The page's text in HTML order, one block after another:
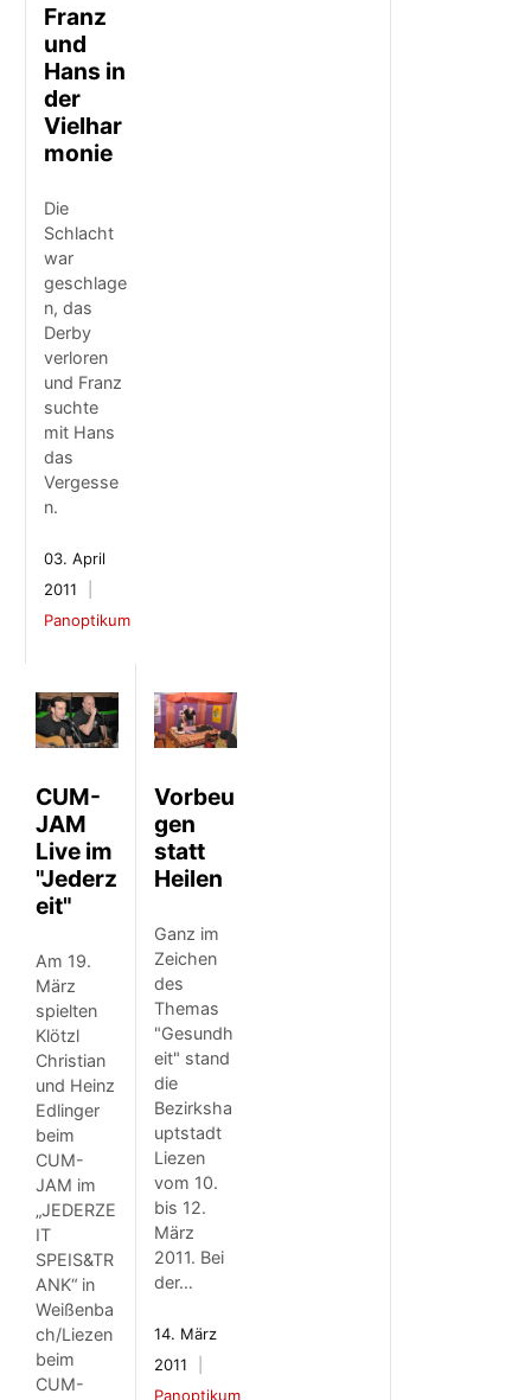
Franz
und
Hans in
der
Vielhar
monie
Die
Schlacht
war
geschlage
n, das
Derby
verloren
und Franz
suchte
mit Hans
das
Vergesse
n.
03. April
2011
Panoptikum
CUM-
JAM
Live im
"Jederz
eit"
Am 19.
März
spielten
Klötzl
Christian
und Heinz
Edlinger
beim
CUM-
JAM im
„JEDERZE
IT
SPEIS&TR
ANK“ in
Weißenba
ch/Liezen
beim
CUM-
Vorbeu
gen
statt
Heilen
Ganz im
Zeichen
des
Themas
"Gesundh
eit" stand
die
Bezirksha
uptstadt
Liezen
vom 10.
bis 12.
März
2011. Bei
der…
14. März
2011
Panoptikum